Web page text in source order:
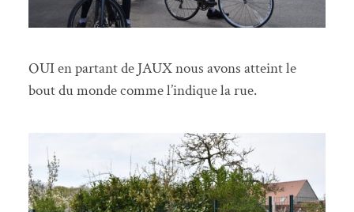
OUI en partant de JAUX nous avons atteint le
bout du monde comme l’indique la rue.